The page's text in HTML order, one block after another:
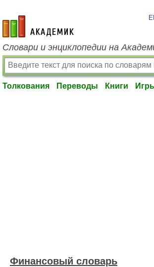
academic.ru
Словари и энциклопедии на
Толкования Переводы Книги
Финансовый словарь